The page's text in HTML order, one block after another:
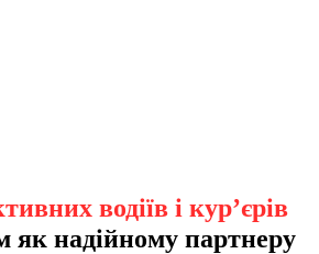
водіїв і кур’єрів
як надійному партнеру